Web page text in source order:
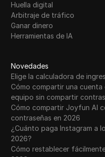
Huella digital
Arbitraje de tráfico
Ganar dinero
Herramientas de IA
Novedades
Elige la calculadora de
Cómo compartir una
equipo sin compartir
Cómo compartir Joyfun AI
contraseñas en 2026
¿Cuánto paga Instagram a
2026?
Cómo restablecer